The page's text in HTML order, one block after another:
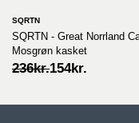
SQRTN
SQRTN - Great Norrland
Mosgrøn kasket
236kr.
Original
236kr..
154kr.
Current
154kr..